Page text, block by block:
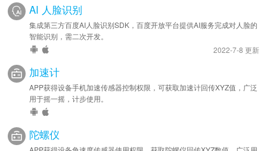
AI 人脸识别
集成第三方百度AI人脸识别SDK，百度开放平台提供AI服务完成对人脸的
智能识别，需二次开发。
2022-7-8 更新
加速计
APP获得设备手机加速传感器控制权限，可获取加速计回传XYZ值，广泛
用于摇一摇，计步使用。
陀螺仪